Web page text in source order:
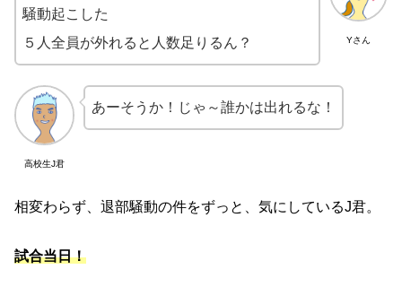
Yさん
騒動起こした
５人全員が外れると人数足りるん？
高校生J君
あーそうか！じゃ～誰かは出れるな！
相変わらず、退部騒動の件をずっと、気にしているJ君。
試合当日！